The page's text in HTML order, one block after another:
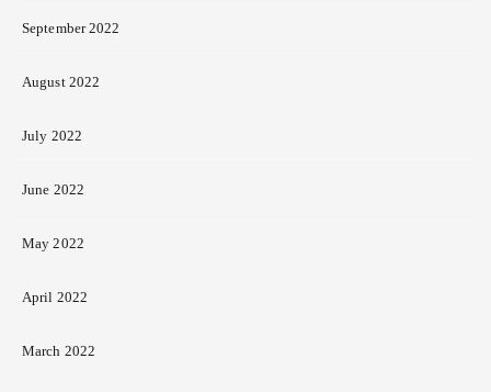
September 2022
August 2022
July 2022
June 2022
May 2022
April 2022
March 2022